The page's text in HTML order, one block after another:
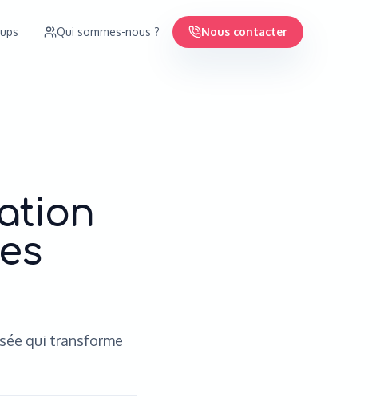
Qui sommes-nous ? Nous contacter
qui transforme